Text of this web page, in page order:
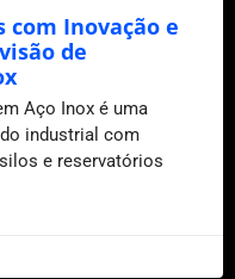
Inovação e
de
Aço Inox é uma
industrial com
e reservatórios